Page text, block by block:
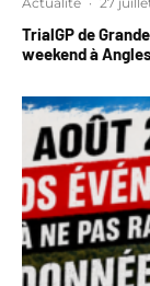
TrialGP de
weekend à